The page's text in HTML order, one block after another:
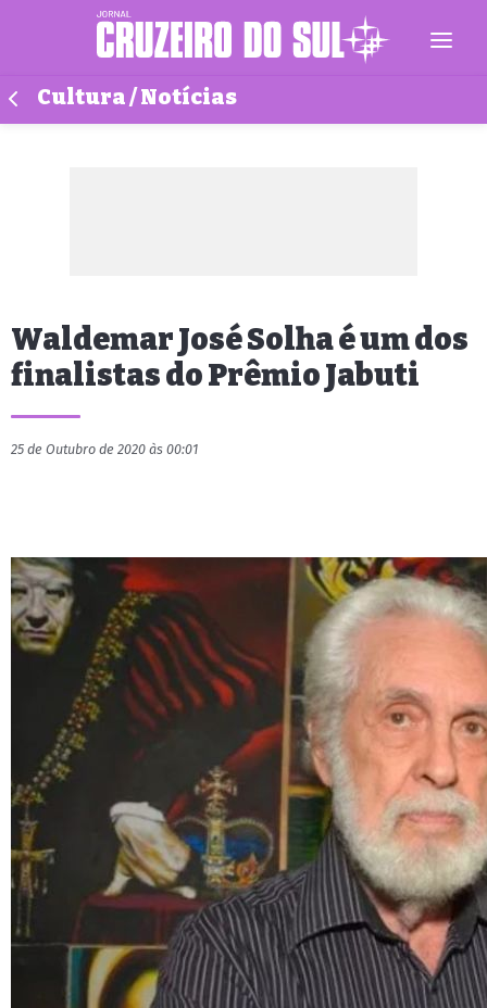
Cultura / Notícias
Waldemar José Solha é um dos
finalistas do Prêmio Jabuti
25 de Outubro de 2020 às 00:01